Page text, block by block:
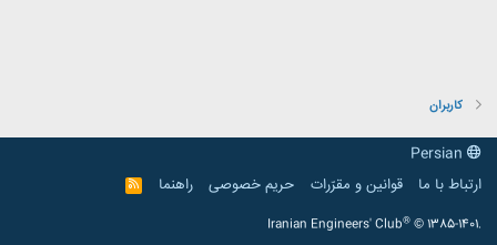
کاربران
ارتباط با ما
قوانین و مقرّرات حریم خصوصی راهنما
R
S
Iranian Engineers' Club® © 1385-1401.